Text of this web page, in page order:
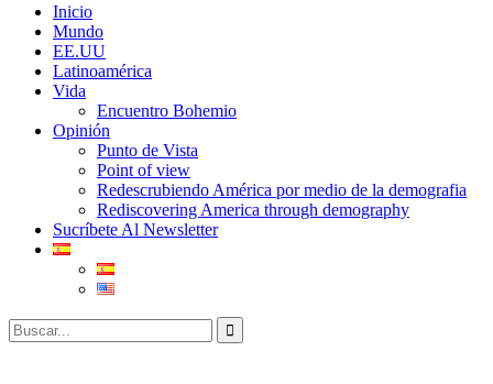
Inicio
Mundo
EE.UU
Latinoamérica
Vida
Encuentro Bohemio
Opinión
Punto de Vista
Point of view
Redescrubiendo América por medio de la demografia
Rediscovering America through demography
Sucríbete Al Newsletter